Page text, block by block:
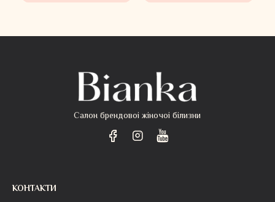
Салон брендовоі жіночоі білизни
КОНТАКТИ